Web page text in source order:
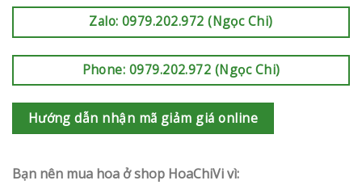
Zalo: 0979.202.972 (Ngọc Chi)
Phone: 0979.202.972 (Ngọc Chi)
Hướng dẫn nhận mã giảm giá online
Bạn nên mua hoa ở shop HoaChiVi vì: